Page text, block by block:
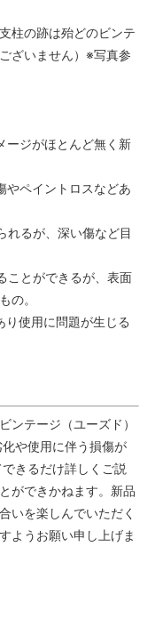
柱の跡は殆どのビンテ
ざいません）※写真参
ジがほとんど無く新
ペイントロスなどあ
るが、深い傷など目
とができるが、表面
の。
使用に問題が生じる
ンテージ（ユーズド）
や使用に伴う損傷が
きるだけ詳しくご説
ができかねます。新品
いを楽しんでいただく
ようお願い申し上げま